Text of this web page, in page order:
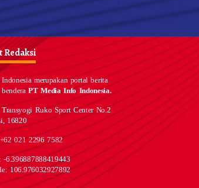
Redaksi
Indonesia merupakan portal berita
benderaPT Media Info Indonesia.
Ruko Sport Center No.2
16820
021 2296 7582
-6.396887888419443
106.976032927892